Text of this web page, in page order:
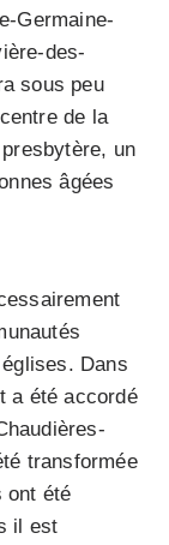
Germaine-
des-
sous peu
de la
un
âgées
Dans
a été accordé
trans­­formée
ont été
il est